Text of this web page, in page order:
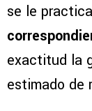
se le
exactitud la
estimado de